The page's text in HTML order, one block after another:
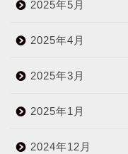
2025年5月
2025年4月
2025年3月
2025年1月
2024年12月